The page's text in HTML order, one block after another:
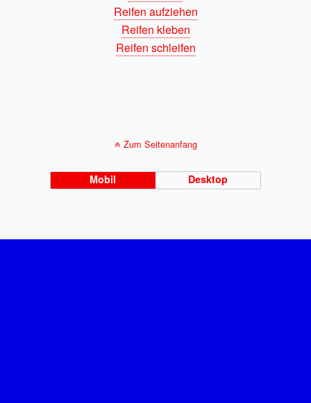
Reifen aufziehen
Reifen kleben
Reifen schleifen
Zum Seitenanfang
Mobil Desktop